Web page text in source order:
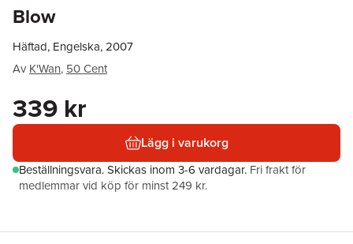
Blow
Häftad, Engelska, 2007
Av K'Wan, 50 Cent
339 kr
Lägg i varukorg
Beställningsvara.Skickas inom 3-6 vardagar. Fri frakt för
medlemmar vid köp för minst 249 kr.